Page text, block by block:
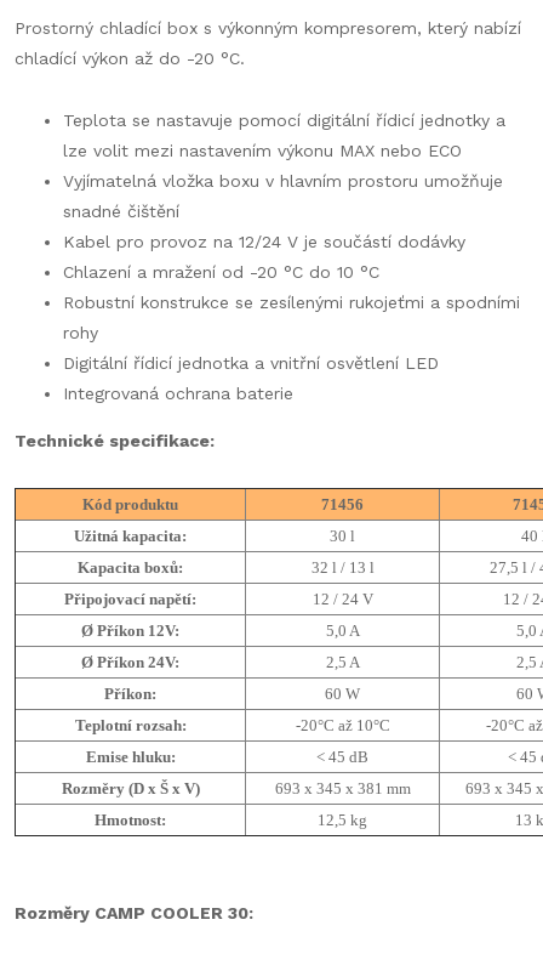
Prostorný chladící box s výkonným kompresorem, který nabízí
chladící výkon až do -20 °C.
Teplota se nastavuje pomocí digitální řídicí jednotky a
lze volit mezi nastavením výkonu MAX nebo ECO
Vyjímatelná vložka boxu v hlavním prostoru umožňuje
snadné čištění
Kabel pro provoz na 12/24 V je součástí dodávky
Chlazení a mražení od -20 °C do 10 °C
Robustní konstrukce se zesílenými rukojeťmi a spodními
rohy
Digitální řídicí jednotka a vnitřní osvětlení LED
Integrovaná ochrana baterie
Technické specifikace:
Kód produktu 71456
Užitná kapacita:
30 l
40
Kapacita boxů:
32 l / 13 l
27,5 l /
Připojovací napětí:
12 / 24 V
12 /
Ø Příkon 12V:
5,0 A
5,0
Ø Příkon 24V:
2,5 A
2,5
Příkon:
60 W
60
Teplotní rozsah:
-20°C až 10°C
-20°C
Emise hluku:
< 45 dB
< 45
Rozměry (D x Š x V)
693 x 345 x 381 mm
693 x 345
Hmotnost:
12,5 kg 13
Rozměry CAMP COOLER 30: